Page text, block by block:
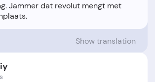
Jammer dat revolut mengt met
Show translation